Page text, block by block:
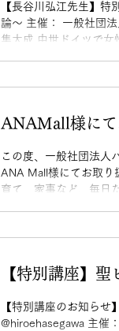
【長谷川弘江先生】
論〜 主催： 一般社団
集大成 中世ドイツで女
ヒルデガルトの帰天祭
ガルトが伝える「緑の
・心身を深く整え、調
ANAMall様にて
この度、一般社団法人
ANA Mall様にてお取り
育て、家事など、毎日
季節の変化や心と体の
とを心より嬉しく思い
【特別講座】
【特別講座のお知ら
@hiroehasegawa 主催